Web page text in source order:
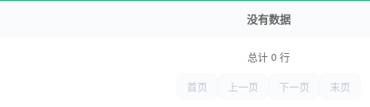
没有数据
总计 0 行
首页
上一页 下一页 末页